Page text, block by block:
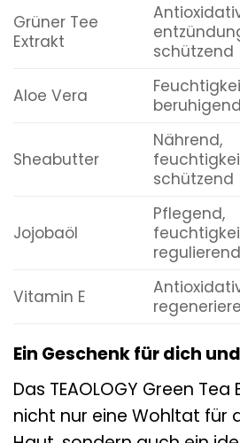
Grüner Tee
Extrakt
schützend
Aloe Vera
Sheabutter
Nährend,
schützend
Jojobaöl
Pflegend,
regulierend
Vitamin E
Ein Geschenk für dich
Das TEAOLOGY Green
nicht nur eine Wohltat für